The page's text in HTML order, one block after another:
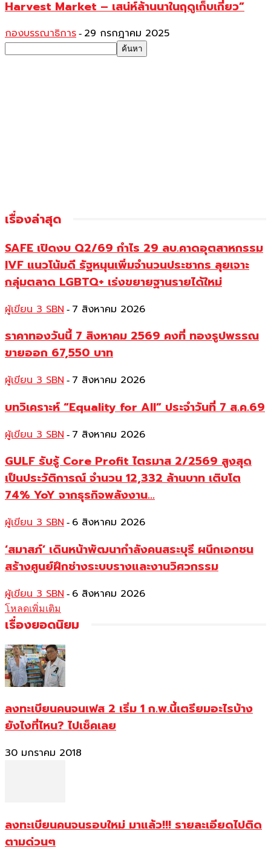
Harvest Market – เสน่ห์ล้านนาในฤดูเก็บเกี่ยว”
กองบรรณาธิการ - 29 กรกฎาคม 2025
เรื่องล่าสุด
SAFE เปิดงบ Q2/69 กำไร 29 ลบ.คาดอุตสาหกรรม
IVF แนวโน้มดี รัฐหนุนเพิ่มจำนวนประชากร ลุยเจาะ
กลุ่มตลาด LGBTQ+ เร่งขยายฐานรายได้ใหม่
ผู้เขียน 3 SBN - 7 สิงหาคม 2026
ราคาทองวันนี้ 7 สิงหาคม 2569 คงที่ ทองรูปพรรณ
ขายออก 67,550 บาท
ผู้เขียน 3 SBN - 7 สิงหาคม 2026
บทวิเคราะห์ “Equality for All” ประจำวันที่ 7 ส.ค.69
ผู้เขียน 3 SBN - 7 สิงหาคม 2026
GULF รับรู้ Core Profit ไตรมาส 2/2569 สูงสุด
เป็นประวัติการณ์ จำนวน 12,332 ล้านบาท เติบโต
74% YoY จากธุรกิจพลังงาน...
ผู้เขียน 3 SBN - 6 สิงหาคม 2026
‘สมาสภ์’ เดินหน้าพัฒนากำลังคนสระบุรี ผนึกเอกชน
สร้างศูนย์ฝึกช่างระบบรางและงานวิศวกรรม
ผู้เขียน 3 SBN - 6 สิงหาคม 2026
โหลดเพิ่มเติม
เรื่องยอดนิยม
ลงทะเบียนคนจนเฟส 2 เริ่ม 1 ก.พ.นี้เตรียมอะไรบ้าง
ยังไงที่ไหน? ไปเช็คเลย
30 มกราคม 2018
ลงทะเบียนคนจนรอบใหม่ มาแล้ว!!! รายละเอียดไปติด
ตามด่วนๆ